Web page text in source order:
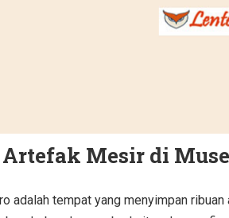
Mesir di
adalah tempat yang menyimpan